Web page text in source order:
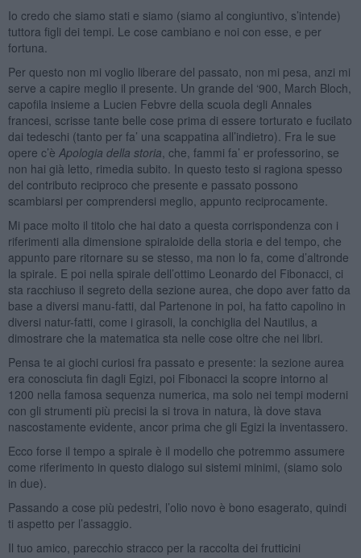
Io credo che siamo stati e siamo (siamo al congiuntivo, s’intende)
tuttora figli dei tempi. Le cose cambiano e noi con esse, e per
fortuna.
Per questo non mi voglio liberare del passato, non mi pesa, anzi mi
serve a capire meglio il presente. Un grande del ‘900, March Bloch,
capofila insieme a Lucien Febvre della scuola degli Annales
francesi, scrisse tante belle cose prima di essere torturato e fucilato
dai tedeschi (tanto per fa’ una scappatina all’indietro). Fra le sue
opere c’è Apologia della storia , che, fammi fa’ er professorino, se
non hai già letto, rimedia subito. In questo testo si ragiona spesso
del contributo reciproco che presente e passato possono
scambiarsi per comprendersi meglio, appunto reciprocamente.
Mi pace molto il titolo che hai dato a questa corrispondenza con i
riferimenti alla dimensione spiraloide della storia e del tempo, che
appunto pare ritornare su se stesso, ma non lo fa, come d’altronde
la spirale. E poi nella spirale dell’ottimo Leonardo del Fibonacci, ci
sta racchiuso il segreto della sezione aurea, che dopo aver fatto da
base a diversi manu-fatti, dal Partenone in poi, ha fatto capolino in
diversi natur-fatti, come i girasoli, la conchiglia del Nautilus, a
dimostrare che la matematica sta nelle cose oltre che nei libri.
Pensa te ai giochi curiosi fra passato e presente: la sezione aurea
era conosciuta fin dagli Egizi, poi Fibonacci la scopre intorno al
1200 nella famosa sequenza numerica, ma solo nei tempi moderni
con gli strumenti più precisi la si trova in natura, là dove stava
nascostamente evidente, ancor prima che gli Egizi la inventassero.
Ecco forse il tempo a spirale è il modello che potremmo assumere
come riferimento in questo dialogo sui sistemi minimi, (siamo solo
in due).
Passando a cose più pedestri, l’olio novo è bono esagerato, quindi
ti aspetto per l’assaggio.
Il tuo amico, parecchio stracco per la raccolta dei frutticini